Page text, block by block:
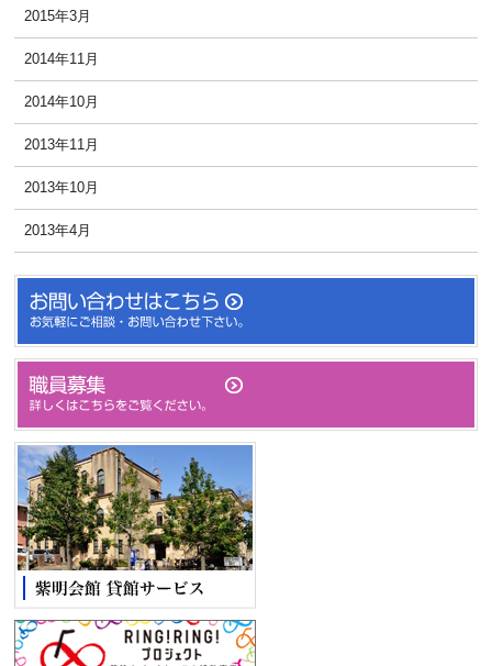
2015年3月
2014年11月
2014年10月
2013年11月
2013年10月
2013年4月